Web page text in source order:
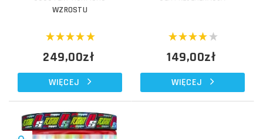
WZROSTU
249,00zł
WIĘCEJ
149,00zł
WIĘCEJ